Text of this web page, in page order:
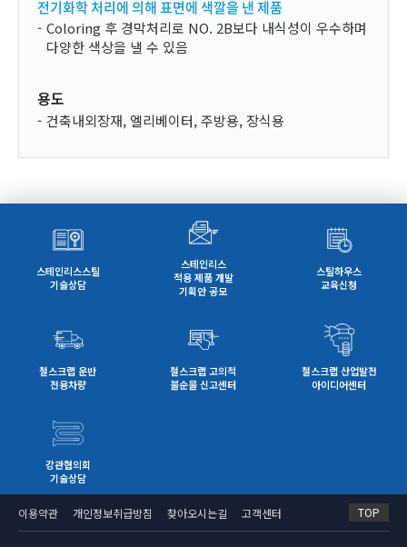
전기화학 처리에 의해 표면에 색깔을 낸 제품
Coloring 후 경막처리로 NO. 2B보다 내식성이 우수하며
다양한 색상을 낼 수 있음
용도
건축내외장재, 엘리베이터, 주방용, 장식용
스테인리스스틸
기술상담
스테인리스
적용 제품 개발
기획안 공모
스틸하우스
교육신청
철스크랩 운반
전용차량
철스크랩 고의적
불순물 신고센터
철스크랩 산업발전
아이디어센터
강관협의회
기술상담
이용약관 개인정보취급방침 찾아오시는길 고객센터 TOP